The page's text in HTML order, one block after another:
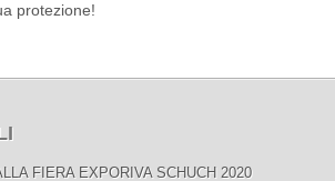
protezione!
FIERA EXPORIVA SCHUCH 2020